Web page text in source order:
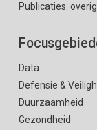
Publicaties: overig
Data
Defensie &
Duurzaamheid
Gezondheid